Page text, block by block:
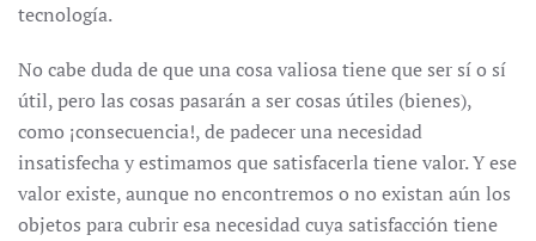
tecnología.
No cabe duda de que una cosa valiosa tiene que ser sí o sí
útil, pero las cosas pasarán a ser cosas útiles (bienes),
como ¡consecuencia!, de padecer una necesidad
insatisfecha y estimamos que satisfacerla tiene valor. Y ese
valor existe, aunque no encontremos o no existan aún los
objetos para cubrir esa necesidad cuya satisfacción tiene